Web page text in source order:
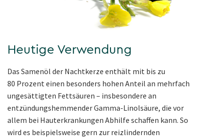
Heutige Verwendung
Das Samenöl der Nachtkerze enthält mit bis zu
80 Prozent einen besonders hohen Anteil an mehrfach
ungesättigten Fettsäuren – insbesondere an
entzündungshemmender Gamma-Linolsäure, die vor
allem bei Hauterkrankungen Abhilfe schaffen kann. So
wird es beispielsweise gern zur reizlindernden